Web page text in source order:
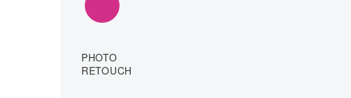
PHOTO
RETOUCH